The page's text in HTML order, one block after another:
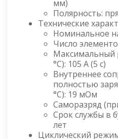
мм)
Полярность:
Технические
Номинальное
Число
Максимальный
°C): 105 А (5 с)
Внутреннее
полностью
°C): 19 мОм
Саморазряд
Срок службы в
лет
Циклический